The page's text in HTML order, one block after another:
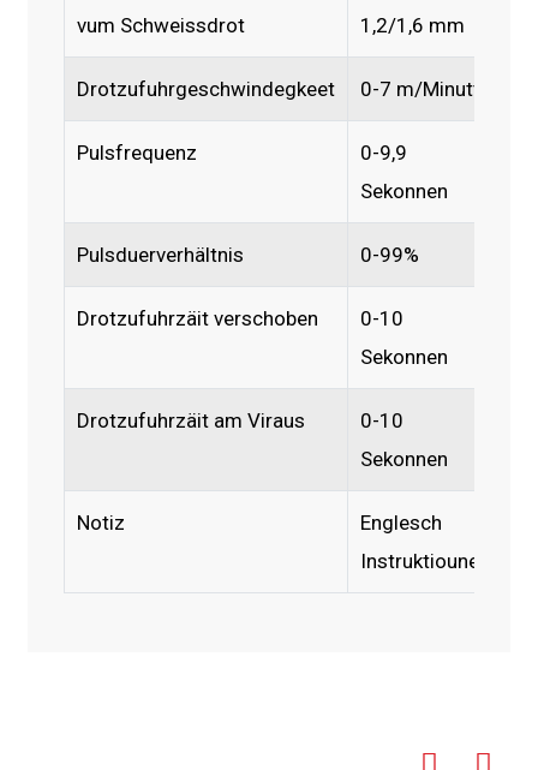
vum Schweissdrot
1,2/1,6 mm
Drotzufuhrgeschwindegkeet 0-7 m/Minutt
Pulsfrequenz
0-9,9
Sekonnen
Pulsduerverhältnis 0-99%
Drotzufuhrzäit verschoben
0-10
Sekonnen
Drotzufuhrzäit am Viraus
0-10
Sekonnen
Notiz
Englesch
Instruktiounen